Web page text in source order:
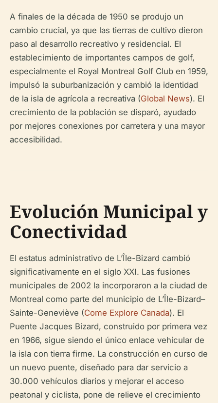
A finales de la década de 1950 se produjo un
cambio crucial, ya que las tierras de cultivo dieron
paso al desarrollo recreativo y residencial. El
establecimiento de importantes campos de golf,
especialmente el Royal Montreal Golf Club en 1959,
impulsó la suburbanización y cambió la identidad
de la isla de agrícola a recreativa (Global News). El
crecimiento de la población se disparó, ayudado
por mejores conexiones por carretera y una mayor
accesibilidad.
Evolución Municipal y
Conectividad
El estatus administrativo de L’Île-Bizard cambió
significativamente en el siglo XXI. Las fusiones
municipales de 2002 la incorporaron a la ciudad de
Montreal como parte del municipio de L’Île-Bizard–
Sainte-Geneviève (Come Explore Canada). El
Puente Jacques Bizard, construido por primera vez
en 1966, sigue siendo el único enlace vehicular de
la isla con tierra firme. La construcción en curso de
un nuevo puente, diseñado para dar servicio a
30.000 vehículos diarios y mejorar el acceso
peatonal y ciclista, pone de relieve el crecimiento